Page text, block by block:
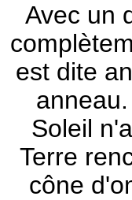
Avec un
est dite
Soleil
Terre
cône